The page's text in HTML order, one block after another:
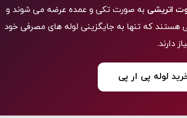
به صورت تکی و عمده عرضه می شوند و
هستند که تنها به جایگزینی لوله های مصرفی خود
دارند.
لوله پی ار پی